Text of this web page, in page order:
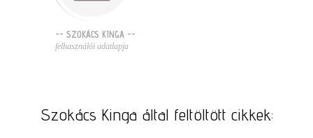
-- SZOKÁCS KINGA --
felhasználói adatlapja
Szokács Kinga által feltöltött cikkek: